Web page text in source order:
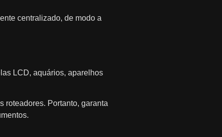
centralizado, de modo a
LCD, aquários, aparelhos
roteadores. Portanto, garanta